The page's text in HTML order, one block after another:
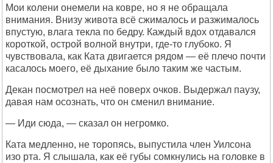
Мои колени онемели на ковре, но я не обращала
внимания. Внизу живота всё сжималось и разжималось
впустую, влага текла по бедру. Каждый вдох отдавался
короткой, острой волной внутри, где-то глубоко. Я
чувствовала, как Ката двигается рядом — её плечо почти
касалось моего, её дыхание было таким же частым.
Декан посмотрел на неё поверх очков. Выдержал паузу,
давая нам осознать, что он сменил внимание.
— Иди сюда, — сказал он негромко.
Ката медленно, не торопясь, выпустила член Уилсона
изо рта. Я слышала, как её губы сомкнулись на головке в